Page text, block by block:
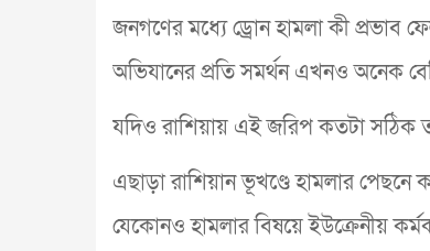
জনগণের মধ্যে ড্রোন হামলা কী প্রভাব
অভিযানের প্রতি সমর্থন এখনও অনেক
যদিও রাশিয়ায় এই জরিপ কতটা সঠিক তা
এছাড়া রাশিয়ান ভূখণ্ডে হামলার পেছনে
যেকোনও হামলার বিষয়ে ইউক্রেনীয়